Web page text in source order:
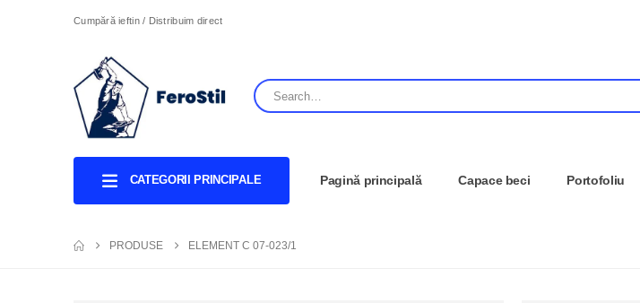
Cumpără ieftin / Distribuim direct
CATEGORII PRINCIPALE Pagină principală Capace beci Portofoliu
PRODUSE ELEMENT C 07-023/1